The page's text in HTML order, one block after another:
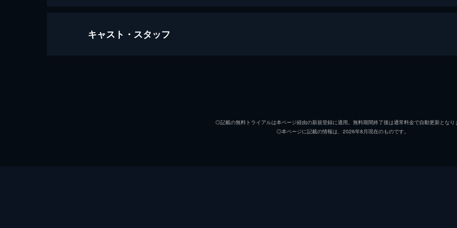
好きでもないくせに
キャスト・スタッフ
剛田元気
◎記載の無料トライアルは本ページ経由の新規登録に適用。無料期間終了後は通常料金で自動更新となり
◎本ページに記載の情報は、2026年8月現在のものです。